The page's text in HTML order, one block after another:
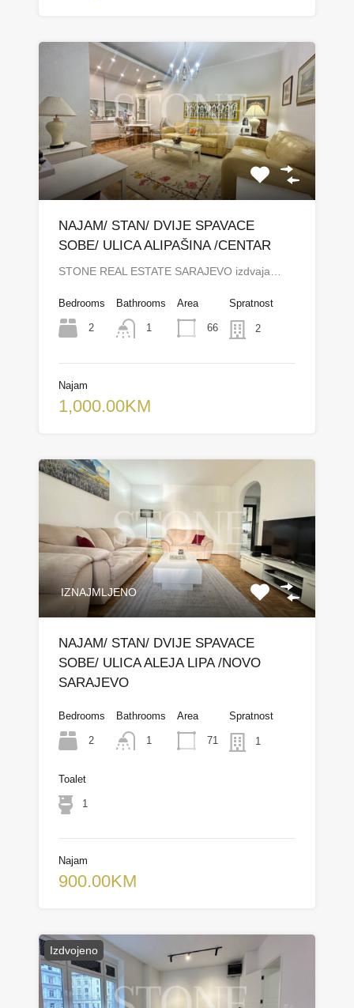
NAJAM/ STAN/ DVIJE SPAVACE
SOBE/ ULICA ALIPAŠINA /CENTAR
STONE REAL ESTATE SARAJEVO izdvaja…
Bedrooms
2
Bathrooms
1
Area
66
Spratnost
2
Najam
1,000.00KM
IZNAJMLJENO
NAJAM/ STAN/ DVIJE SPAVACE
SOBE/ ULICA ALEJA LIPA /NOVO
SARAJEVO
Bedrooms
2
Bathrooms
1
Area
71
Spratnost
1
Toalet
1
Najam
900.00KM
Izdvojeno